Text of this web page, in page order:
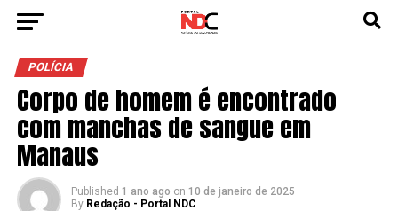
POLÍCIA
Corpo de homem é encontrado
com manchas de sangue em
Manaus
Published 1 ano ago on 10 de janeiro de 2025
By Redação - Portal NDC